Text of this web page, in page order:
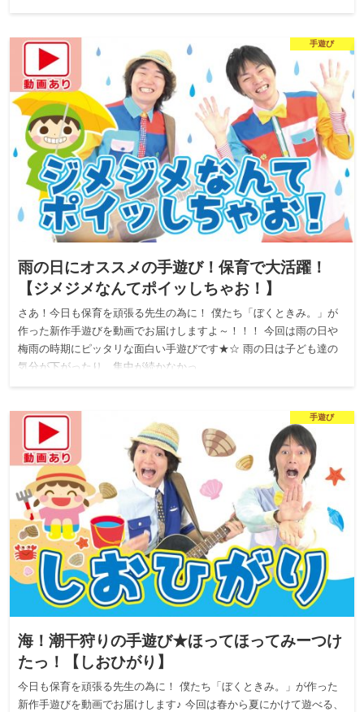
手遊び
雨の日にオススメの手遊び！保育で大活躍！
【ジメジメなんてポイッしちゃお！】
さあ！今日も保育を頑張る先生の為に！ 僕たち「ぼくときみ。」が
作った新作手遊びを動画でお届けしますよ～！！！ 今回は雨の日や
梅雨の時期にピッタリな面白い手遊びです★☆ 雨の日は子ども達の
気分が下がったり、集中が続かなかっ…
手遊び
海！潮干狩りの手遊び★ほってほってみーつけ
たっ！【しおひがり】
今日も保育を頑張る先生の為に！ 僕たち「ぼくときみ。」が作った
新作手遊びを動画でお届けします♪ 今回は春から夏にかけて遊べる、